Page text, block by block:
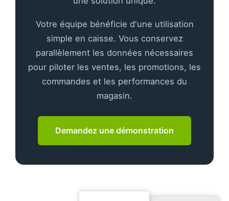
Votre équipe bénéficie d'une utilisation
simple en caisse. Vous conservez
parallèlement les données nécessaires
pour piloter les ventes, les promotions, les
commandes et les performances du
magasin.
Demandez une démonstration